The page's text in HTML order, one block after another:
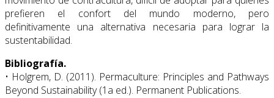
prefieren el confort del mundo moderno, pero
definitivamente una alternativa necesaria para lograr la
sustentabilidad.
Bibliografía.
• Holgrem, D. (2011). Permaculture: Principles and Pathways
Beyond Sustainability (1a ed.). Permanent Publications.